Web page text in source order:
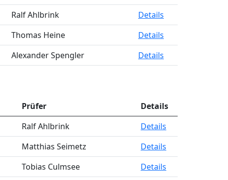
Ralf Ahlbrink
Details
Thomas Heine
Details
Alexander Spengler Details
Prüfer
Details
Ralf Ahlbrink
Details
Matthias Seimetz
Details
Tobias Culmsee Details